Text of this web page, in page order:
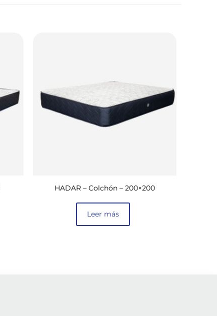
HADAR – Colchón – 200×200
Leer más